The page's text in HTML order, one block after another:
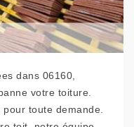
dans 06160,
votre toiture.
toute demande.